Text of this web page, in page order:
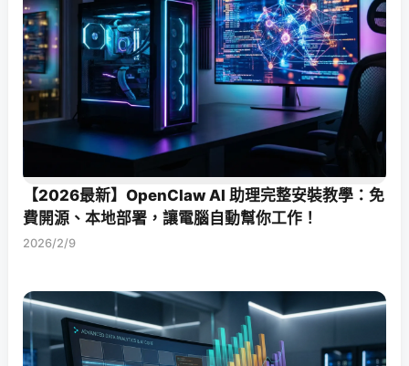
【2026最新】OpenClaw AI 助理完整安裝教學：免
費開源、本地部署，讓電腦自動幫你工作！
2026/2/9